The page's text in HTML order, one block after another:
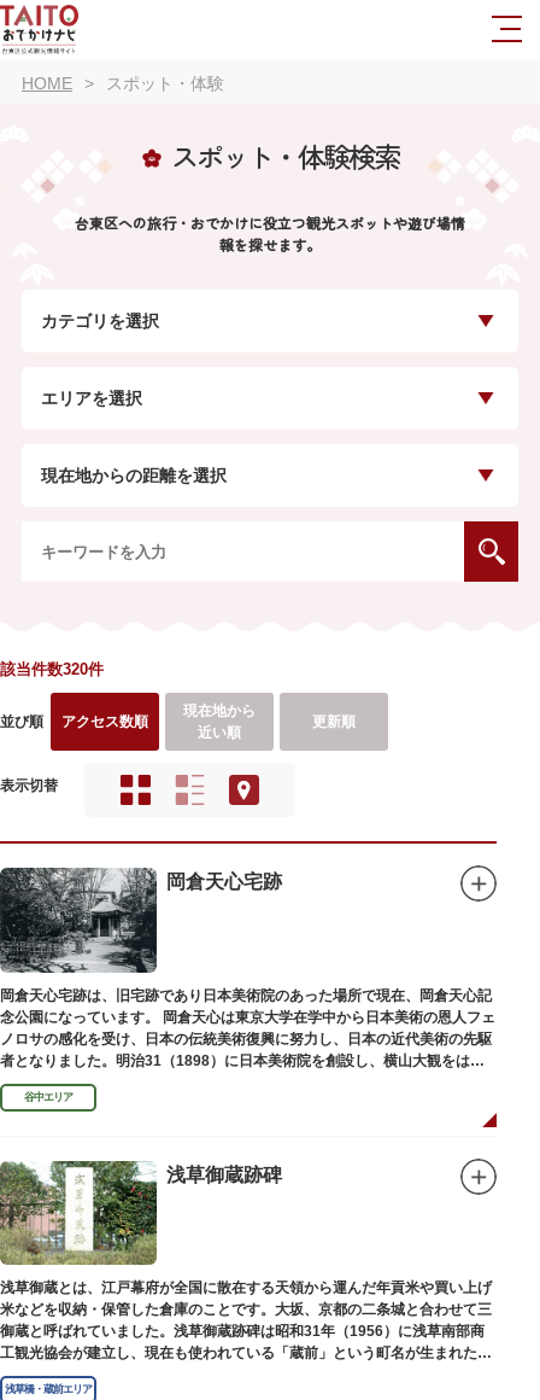
HOME スポット・体験
スポット・体験検索
台東区への旅行・おでかけに役立つ観光スポットや遊び場情
報を探せます。
カテゴリを選択
エリアを選択
現在地からの距離を選択
該当件数320件
並び順 アクセス数順
現在地から
近い順
更新順
表示切替
岡倉天心宅跡
岡倉天心宅跡は、旧宅跡であり日本美術院のあった場所で現在、岡倉天心記
念公園になっています。 岡倉天心は東京大学在学中から日本美術の恩人フェ
ノロサの感化を受け、日本の伝統美術復興に努力し、日本の近代美術の先駆
者となりました。明治31（1898）に日本美術院を創設し、横山大観をはじ
め優れた画家を世に送り出しました。
谷中エリア
浅草御蔵跡碑
浅草御蔵とは、江戸幕府が全国に散在する天領から運んだ年貢米や買い上げ
米などを収納・保管した倉庫のことです。大坂、京都の二条城と合わせて三
御蔵と呼ばれていました。浅草御蔵跡碑は昭和31年（1956）に浅草南部商
工観光協会が建立し、現在も使われている「蔵前」という町名が生まれたの
は昭和9年（1934）のことです。
浅草橋・蔵前エリア